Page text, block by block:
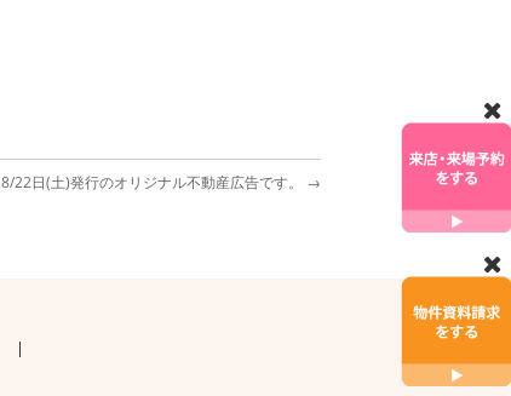
8/22日(土)発行のオリジナル不動産広告です。 →